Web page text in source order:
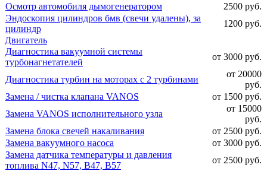
Осмотр автомобиля дымогенератором
2500 руб.
Эндоскопия цилиндров бмв (свечи удалены), за
цилиндр
1200 руб.
Двигатель
Диагностика вакуумной системы
турбонагнетателей
от 3000 руб.
Диагностика турбин на моторах с 2 турбинами
от 20000
руб.
Замена / чистка клапана VANOS
от 1500 руб.
Замена VANOS исполнительного узла
от 15000
руб.
Замена блока свечей накаливания
от 2500 руб.
Замена вакуумного насоса
от 3000 руб.
Замена датчика температуры и давления
топлива N47, N57, B47, B57
от 2500 руб.